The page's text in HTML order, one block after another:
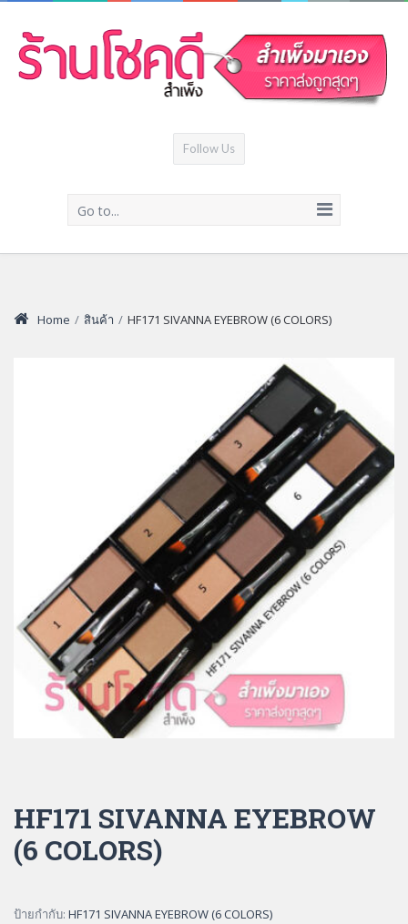
Follow Us
Go to...
Home / สินค้า / HF171 SIVANNA EYEBROW (6 COLORS)
HF171 SIVANNA EYEBROW
(6 COLORS)
ป้ายกำกับ: HF171 SIVANNA EYEBROW (6 COLORS)